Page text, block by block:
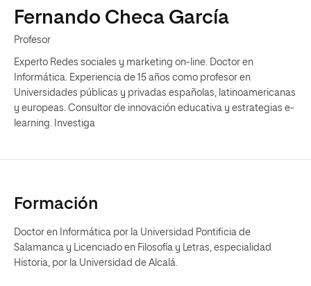
Fernando Checa García
Profesor
Experto Redes sociales y marketing on-line. Doctor en
Informática. Experiencia de 15 años como profesor en
Universidades públicas y privadas españolas, latinoamericanas
y europeas. Consultor de innovación educativa y estrategias e-
learning. Investiga
Formación
Doctor en Informática por la Universidad Pontificia de
Salamanca y Licenciado en Filosofía y Letras, especialidad
Historia, por la Universidad de Alcalá.